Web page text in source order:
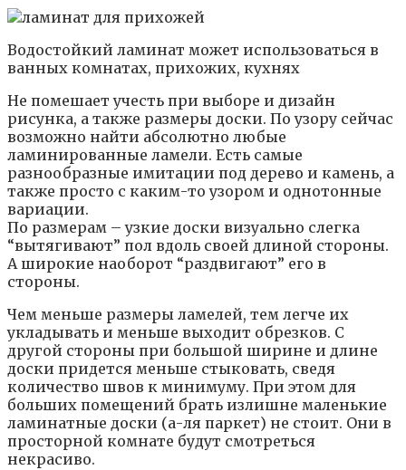
Водостойкий ламинат может использоваться в
ванных комнатах, прихожих, кухнях
Не помешает учесть при выборе и дизайн
рисунка, а также размеры доски. По узору сейчас
возможно найти абсолютно любые
ламинированные ламели. Есть самые
разнообразные имитации под дерево и камень, а
также просто с каким-то узором и однотонные
вариации.
По размерам – узкие доски визуально слегка
“вытягивают” пол вдоль своей длиной стороны.
А широкие наоборот “раздвигают” его в
стороны.
Чем меньше размеры ламелей, тем легче их
укладывать и меньше выходит обрезков. С
другой стороны при большой ширине и длине
доски придется меньше стыковать, сведя
количество швов к минимуму. При этом для
больших помещений брать излишне маленькие
ламинатные доски (а-ля паркет) не стоит. Они в
просторной комнате будут смотреться
некрасиво.